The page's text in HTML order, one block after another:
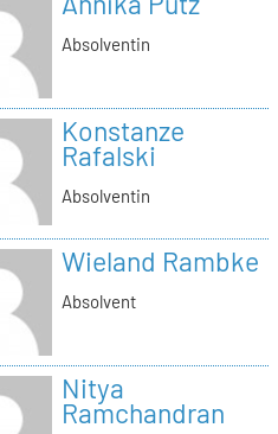
Absolventin
Konstanze
Rafalski
Absolventin
Wieland Rambke
Absolvent
Nitya
Ramchandran